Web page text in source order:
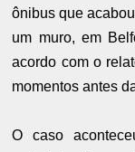
ônibus que
um muro, em
acordo com o
momentos antes
O caso